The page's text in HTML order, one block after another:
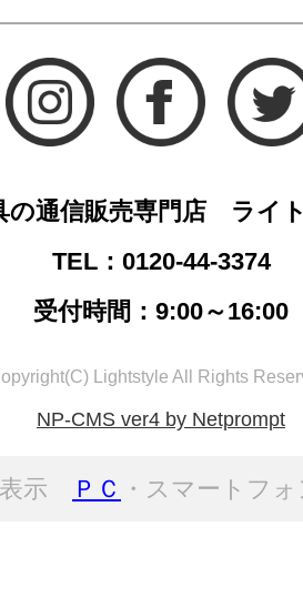
の通信販売専門店 ライ
TEL：0120-44-3374
受付時間：9:00～16:00
Lightstyle All Rights
NP-CMS ver4 by Netprompt
表示 ＰＣ ・スマートフ